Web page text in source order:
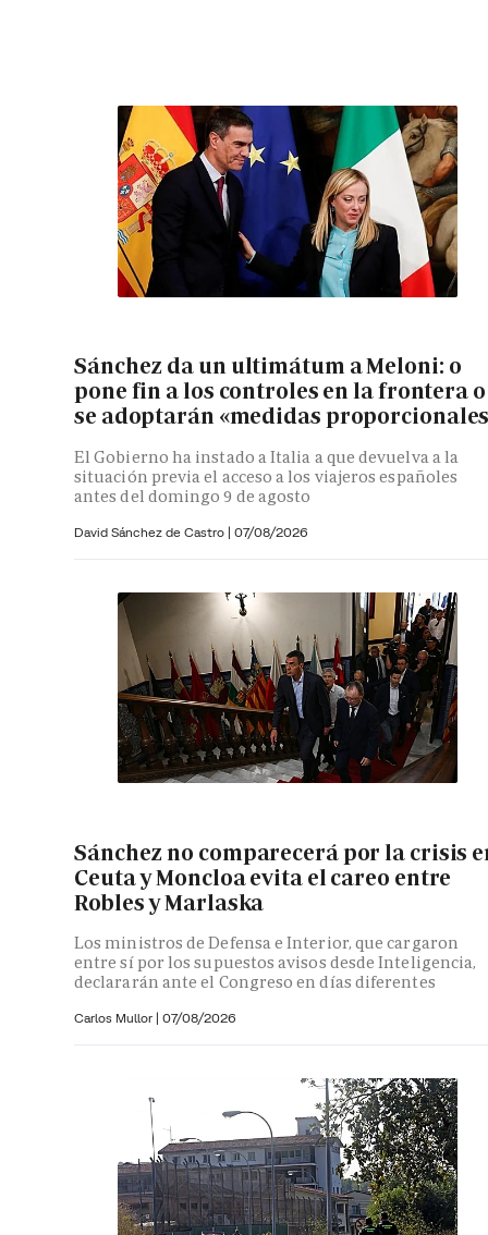
Sánchez da un ultimátum a Meloni: o
pone fin a los controles en la frontera o
se adoptarán «medidas
El Gobierno ha instado a Italia a que devuelva a la
situación previa el acceso a los viajeros españoles
antes del domingo 9 de agosto
David Sánchez de Castro | 07/08/2026
Sánchez no comparecerá por la crisis
Ceuta y Moncloa evita el careo entre
Robles y Marlaska
Los ministros de Defensa e Interior, que cargaron
entre sí por los supuestos avisos desde Inteligencia,
declararán ante el Congreso en días diferentes
Carlos Mullor | 07/08/2026